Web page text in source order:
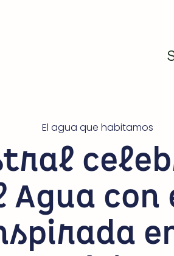
El agua que habitamos
con